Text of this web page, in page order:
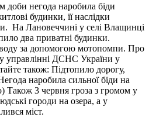
доби негода наробила біди
будинки, її наслідки
На Лановеччині у селі Влащинці
два приватні будинки.
за допомогою мотопомпи. Про
управлінні ДСНС України у
також: Підтопило дорогу,
наробила сильної біди на
Також 3 червня гроза з громом у
городи на озера, а у
міст.